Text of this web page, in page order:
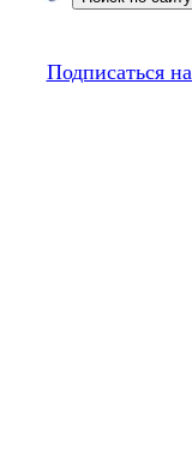
Подписаться